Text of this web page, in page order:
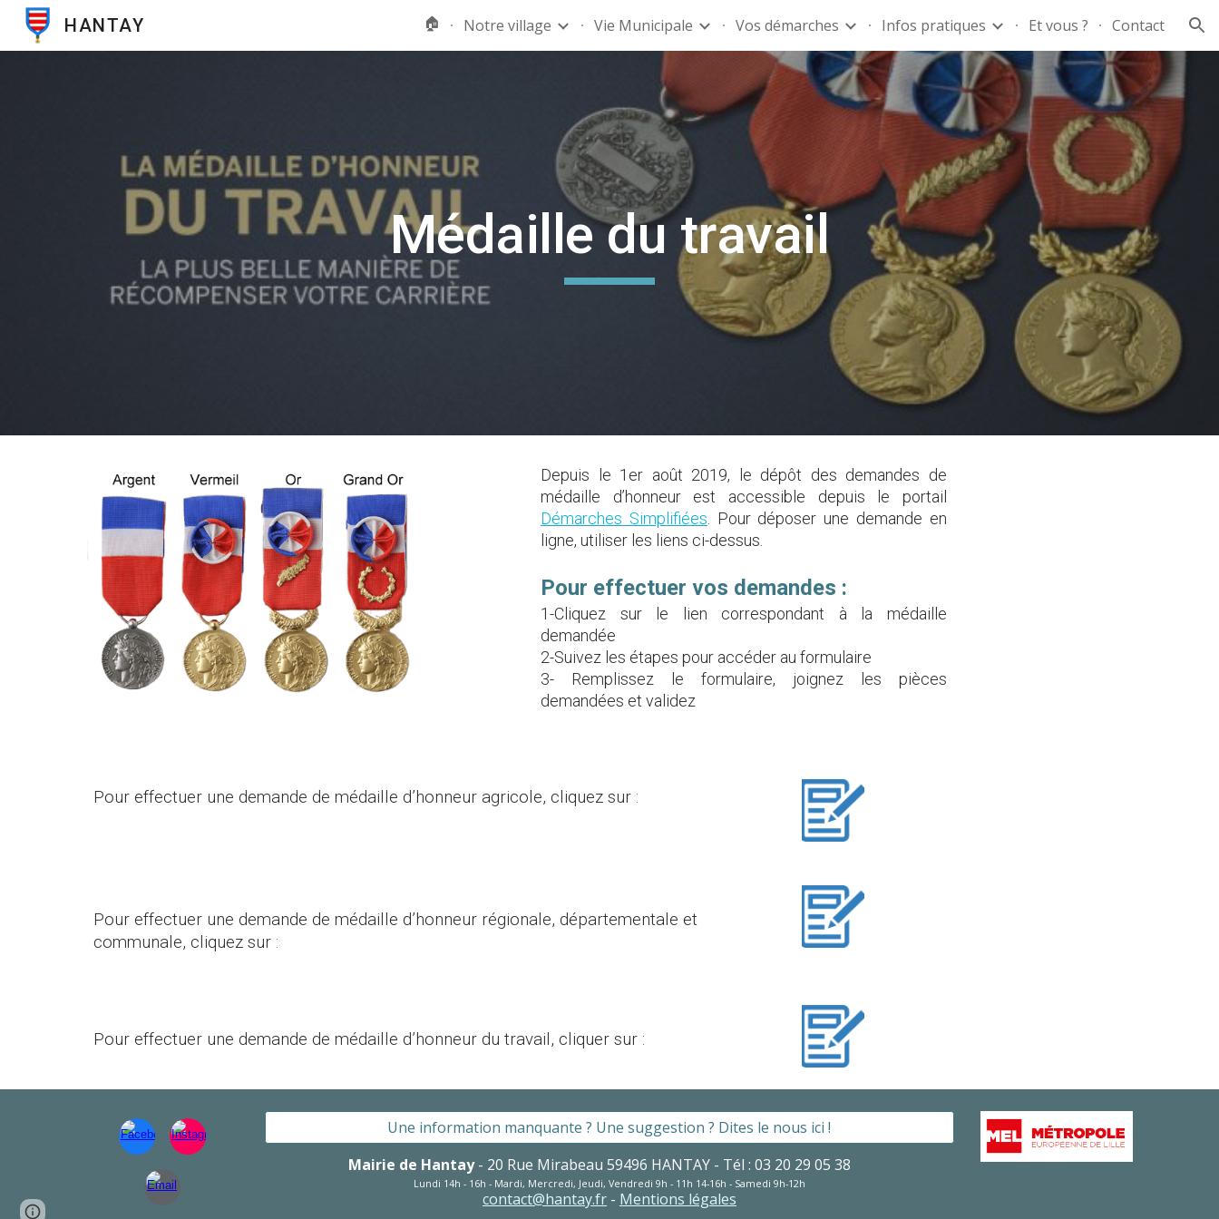
Skip to main content Skip to navigation
HANTAY 🏠 Notre village Vie Municipale Vos démarches Infos pratiques Et vous ? Contact
Médaille du travail
Depuis le 1er août 2019, le dépôt des demandes de
médaille d’honneur est accessible depuis le portail
Démarches Simplifiées . Pour déposer une demande en
ligne, utiliser les liens ci-dessus.
Pour effectuer vos demandes :
1-Cliquez sur le lien correspondant à la médaille
demandée
2-Suivez les étapes pour accéder au formulaire
3- Remplissez le formulaire, joignez les pièces
demandées et validez
Pour effectuer une demande de médaille d’honneur agricole, cliquez sur :
Pour effectuer une demande de médaille d’honneur régionale, départementale et
communale, cliquez sur :
Pour effectuer une demande de médaille d’honneur du travail , cliquer sur :
Une information manquante ? Une suggestion ? Dites le nous ici !
Mairie de Hantay- 20 Rue Mirabeau 59496 HANTAY - Tél : 03 20 29 05 38
Lundi 14h - 1 6h - Mardi, Mercredi, Jeudi, Vendredi 9h - 1 1 h 14-1 6h - Samedi 9h-12h
contact@hantay.fr - Mentions légales